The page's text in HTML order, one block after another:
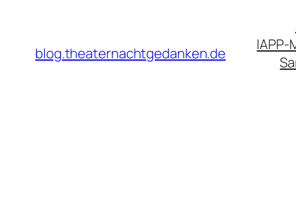
springenblog.theaternachtgedanken.de